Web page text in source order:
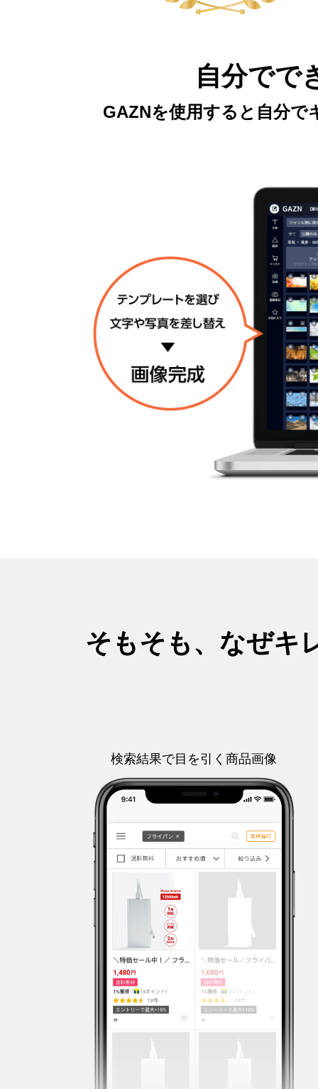
自分でで
GAZNを使用すると自分で
そもそも、なぜキ
検索結果で目を引く商品画像